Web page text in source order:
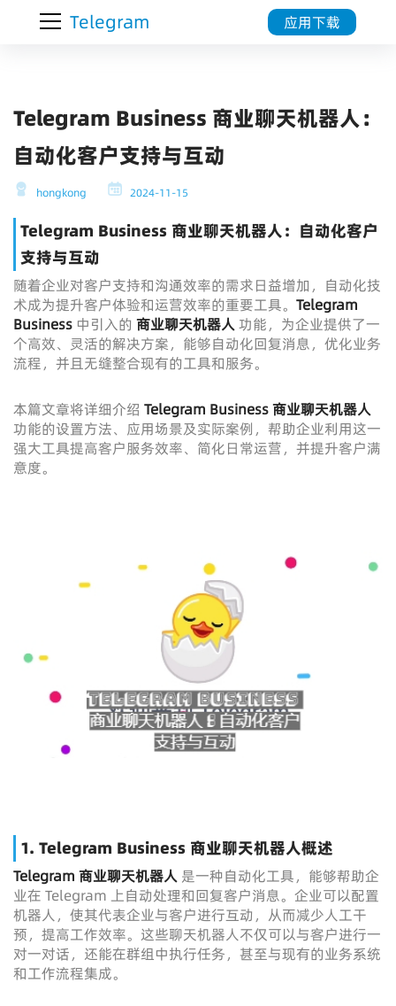
Telegram 应用下载
Telegram Business 商业聊天机器人：
自动化客户支持与互动
hongkong 2024-11-15
Telegram Business 商业聊天机器人：自动化客户
支持与互动
随着企业对客户支持和沟通效率的需求日益增加，自动化技
术成为提升客户体验和运营效率的重要工具。 Telegram
Business 中引入的 商业聊天机器人 功能，为企业提供了一
个高效、灵活的解决方案，能够自动化回复消息，优化业务
流程，并且无缝整合现有的工具和服务。
本篇文章将详细介绍 Telegram Business 商业聊天机器人
功能的设置方法、应用场景及实际案例，帮助企业利用这一
强大工具提高客户服务效率、简化日常运营，并提升客户满
意度。
1. Telegram Business 商业聊天机器人概述
Telegram 商业聊天机器人 是一种自动化工具，能够帮助企
业在 Telegram 上自动处理和回复客户消息。企业可以配置
机器人，使其代表企业与客户进行互动，从而减少人工干
预，提高工作效率。这些聊天机器人不仅可以与客户进行一
对一对话，还能在群组中执行任务，甚至与现有的业务系统
和工作流程集成。